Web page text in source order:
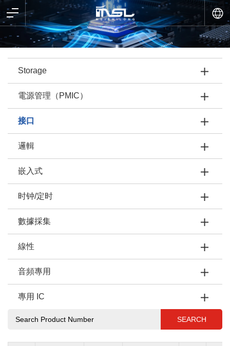
Storage
電源管理（PMIC）
接口
邏輯
嵌入式
时钟/定时
數據採集
線性
音頻專用
專用 IC
SEARCH